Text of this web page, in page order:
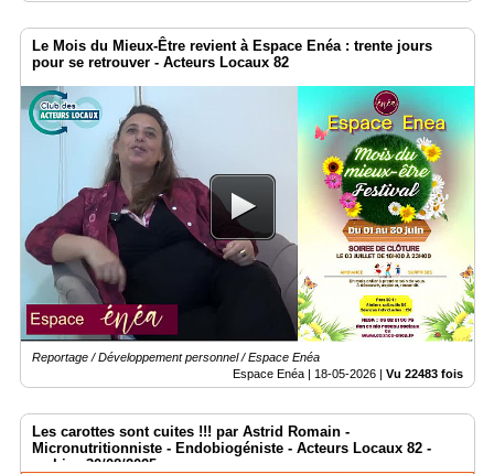
Le Mois du Mieux-Être revient à Espace Enéa : trente jours
pour se retrouver - Acteurs Locaux 82
Reportage / Développement personnel / Espace Enéa
Espace Enéa | 18-05-2026 | Vu 22483 fois
Les carottes sont cuites !!! par Astrid Romain -
Micronutritionniste - Endobiogéniste - Acteurs Locaux 82 -
archive 30/08/2025